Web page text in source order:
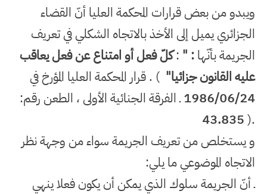
ويبدو من بعض قرارات المحكمة العليا أنّ القضاء
الجزائري يميل إلى الأخذ بالاتجاه الشكلي في تعريف
الجريمة بأنّها
: " : كلّ فعل أو امتناع عن فعل يعاقب
عليه القانون جزائيا"
. (قرار المحكمة العليا المؤرخ في
1986/06/24ـ الفرقة الجنائية الأولى ، الطعن رقم:
43.835).
و يستخلص من تعريف الجريمة سواء من وجهة نظر
الاتجاه الموضوعي ما يلي:
ـ أنّ الجريمة سلوك الذي يمكن أن يكون فعلا ينهي